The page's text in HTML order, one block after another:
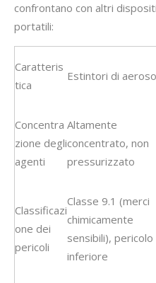
confrontano con altri
portatili:
Caratteris
tica
Estintori di
Concentra
zione degli
agenti
Altamente
concentrato, non
pressurizzato
Classificazi
one dei
pericoli
Classe 9.1 (merci
chimicamente
sensibili), pericolo
inferiore